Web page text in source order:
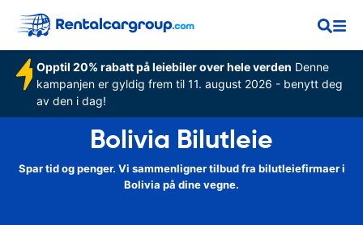
Opptil 20% rabatt på leiebiler over hele verden Denne
kampanjen er gyldig frem til 11. august 2026 - benytt deg
av den i dag!
Bolivia Bilutleie
Spar tid og penger. Vi sammenligner tilbud fra bilutleiefirmaer i
Bolivia på dine vegne.